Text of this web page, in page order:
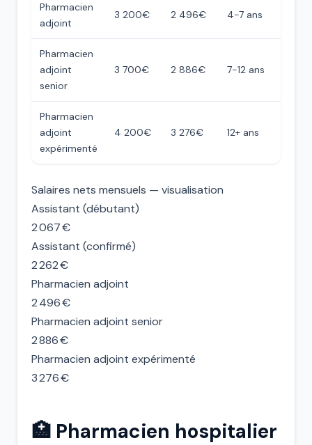
Pharmacien
adjoint
3 200€ 2 496€ 4-7 ans
Pharmacien
adjoint
senior
3 700€ 2 886€ 7-12 ans
Pharmacien
adjoint
expérimenté
4 200€ 3 276€ 12+ ans
Salaires nets mensuels — visualisation
Assistant (débutant)
2 067 €
Assistant (confirmé)
2 262 €
Pharmacien adjoint
2 496 €
Pharmacien adjoint senior
2 886 €
Pharmacien adjoint expérimenté
3 276 €
🏥 Pharmacien hospitalier